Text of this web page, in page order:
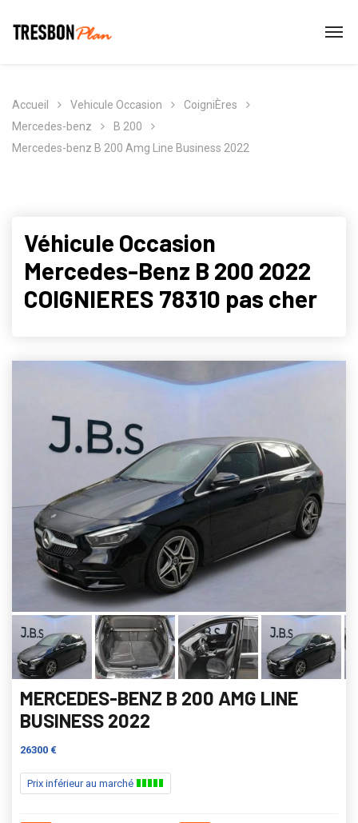
Accueil Vehicule Occasion
CoigniÈres
Mercedes-benz
B 200
Mercedes-benz B 200 Amg Line Business 2022
Véhicule Occasion
Mercedes-Benz B 200 2022
COIGNIERES 78310 pas cher
MERCEDES-BENZ B 200 AMG LINE
BUSINESS 2022
26300 €
Prix inférieur au marché